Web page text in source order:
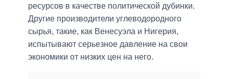
ресурсов в качестве политической дубинки.
Другие производители углеводородного
сырья, такие, как Венесуэла и Нигерия,
испытывают серьезное давление на свои
экономики от низких цен на него.